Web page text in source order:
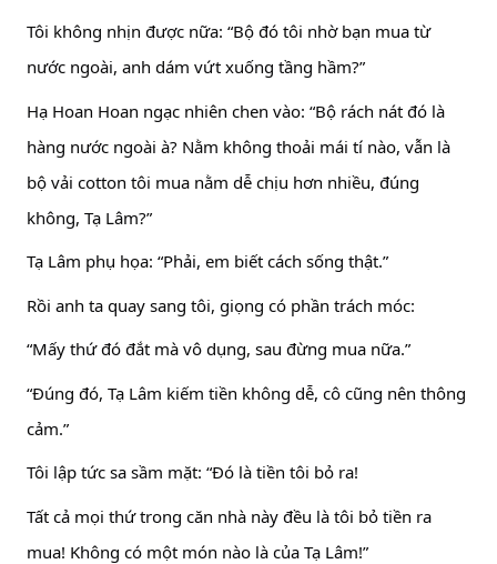
Tôi không nhịn được nữa: “Bộ đó tôi nhờ bạn mua từ
nước ngoài, anh dám vứt xuống tầng hầm?”
Hạ Hoan Hoan ngạc nhiên chen vào: “Bộ rách nát đó là
hàng nước ngoài à? Nằm không thoải mái tí nào, vẫn là
bộ vải cotton tôi mua nằm dễ chịu hơn nhiều, đúng
không, Tạ Lâm?”
Tạ Lâm phụ họa: “Phải, em biết cách sống thật.”
Rồi anh ta quay sang tôi, giọng có phần trách móc:
“Mấy thứ đó đắt mà vô dụng, sau đừng mua nữa.”
“Đúng đó, Tạ Lâm kiếm tiền không dễ, cô cũng nên thông
cảm.”
Tôi lập tức sa sầm mặt: “Đó là tiền tôi bỏ ra!
Tất cả mọi thứ trong căn nhà này đều là tôi bỏ tiền ra
mua! Không có một món nào là của Tạ Lâm!”